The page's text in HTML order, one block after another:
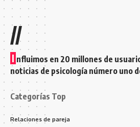
//
I nfluimos en 20 millones de
noticias de psicología número uno
Categorías Top
Relaciones de pareja